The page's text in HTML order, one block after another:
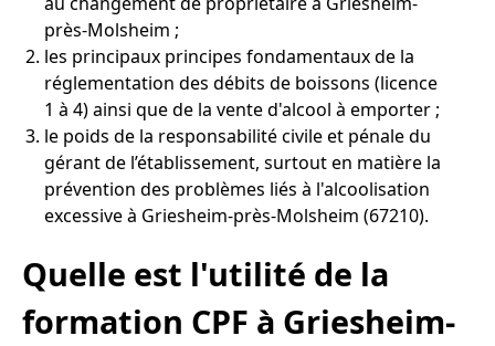
près-Molsheim ;
les principaux principes fondamentaux de la
réglementation des débits de boissons (licence
1 à 4) ainsi que de la vente d'alcool à emporter ;
le poids de la responsabilité civile et pénale du
gérant de l’établissement, surtout en matière la
prévention des problèmes liés à l'alcoolisation
excessive à Griesheim-près-Molsheim (67210).
Quelle est l'utilité de la
formation CPF à Griesheim-